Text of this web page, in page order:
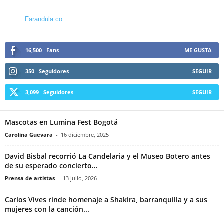
Farandula.co
16,500 Fans ME GUSTA
350 Seguidores SEGUIR
3,099 Seguidores SEGUIR
Mascotas en Lumina Fest Bogotá
Carolina Guevara - 16 diciembre, 2025
David Bisbal recorrió La Candelaria y el Museo Botero antes
de su esperado concierto...
Prensa de artistas - 13 julio, 2026
Carlos Vives rinde homenaje a Shakira, barranquilla y a sus
mujeres con la canción...